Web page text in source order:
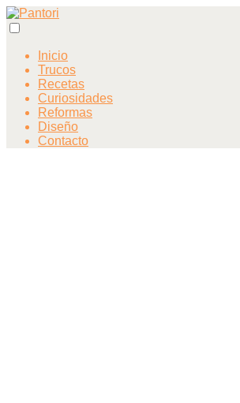
Inicio
Trucos
Recetas
Curiosidades
Reformas
Diseño
Contacto